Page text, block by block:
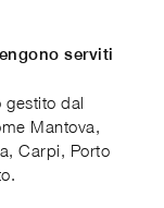
serviti
gestito dal
Mantova,
Carpi, Porto